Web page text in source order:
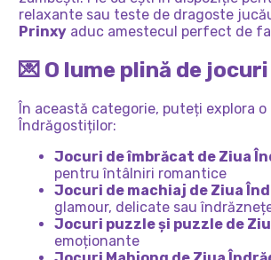
relaxante sau teste de dragoste
Prinxy aduc amestecul perfect de
💌 O lume plină de
În această categorie, puteți explora
Îndrăgostiților:
Jocuri de îmbrăcat de Ziua
pentru întâlniri romantice
Jocuri de machiaj de Ziua
glamour, delicate sau
Jocuri puzzle și puzzle de
emoționante